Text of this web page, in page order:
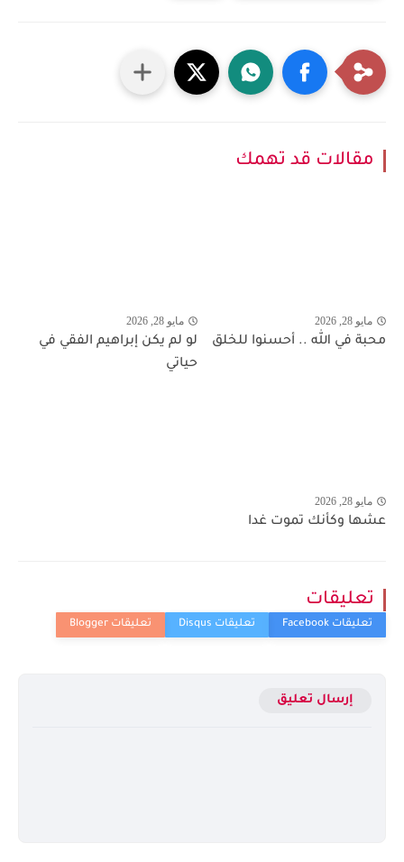
مقالات قد تهمك
مايو 28, 2026
محبة في الله .. أحسنوا للخلق
مايو 28, 2026
لو لم يكن إبراهيم الفقي في
حياتي
مايو 28, 2026
عشها وكأنك تموت غدا
تعليقات
إرسال تعليق